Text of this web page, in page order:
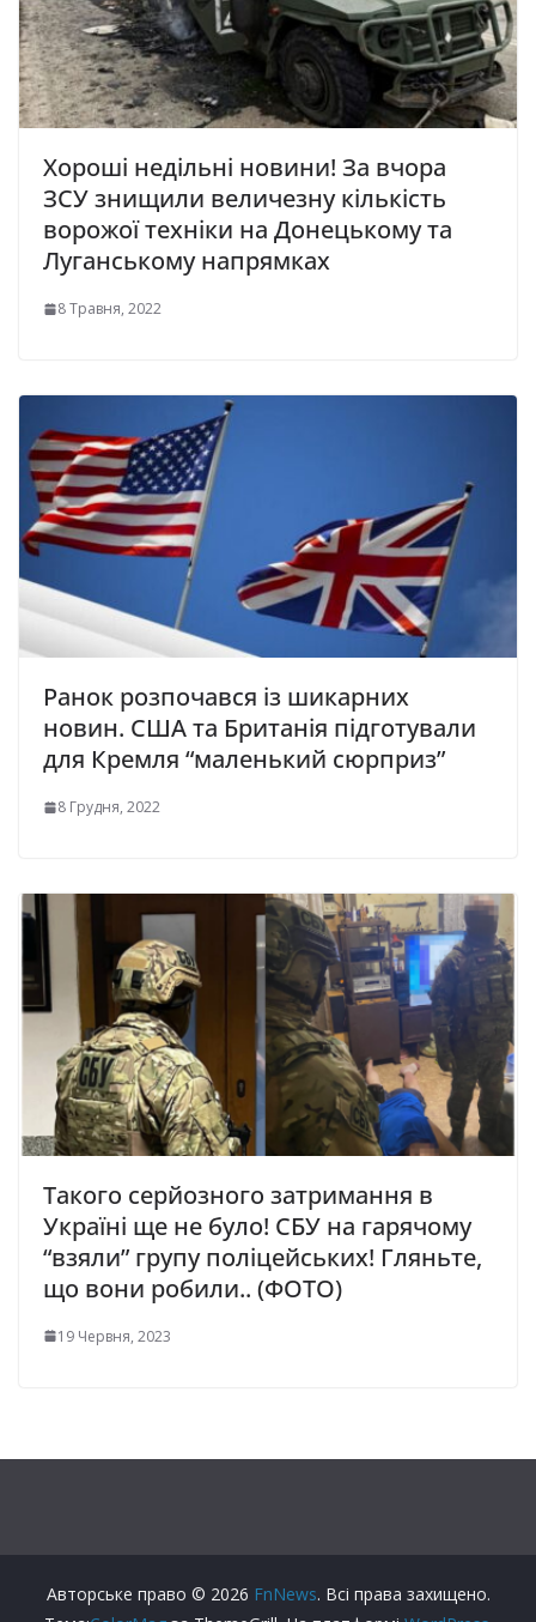
Хороші недільні новини! За вчора
ЗСУ знищили величезну кількість
ворожої техніки на Донецькому та
Луганському напрямках
8 Травня, 2022
Ранок розпочався із шикарних
новин. США та Британія підготували
для Кремля “маленький сюрприз”
8 Грудня, 2022
Такого серйозного затримання в
Україні ще не було! СБУ на гарячому
“взяли” групу поліцейських! Гляньте,
що вони робили.. (ФОТО)
19 Червня, 2023
Авторське право © 2026 FnNews. Всі права захищено.